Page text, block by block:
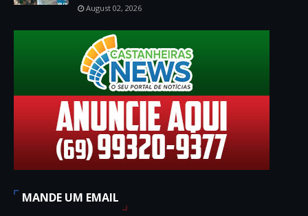
August 02, 2026
MANDE UM EMAIL